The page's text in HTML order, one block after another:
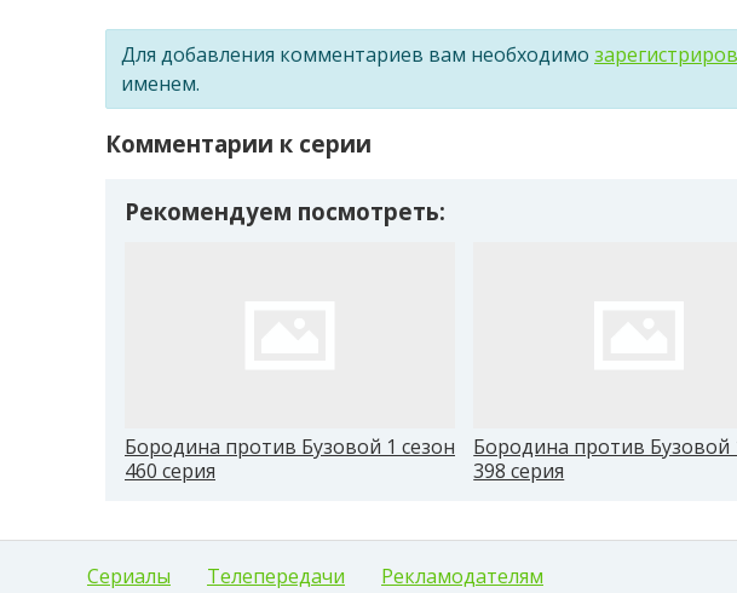
Для добавления комментариев вам необходимо
именем.
Комментарии к серии
Рекомендуем посмотреть:
Бородина против Бузовой 1 сезон
460 серия
Бородина против Бузовой
398 серия
Сериалы Телепередачи Рекламодателям